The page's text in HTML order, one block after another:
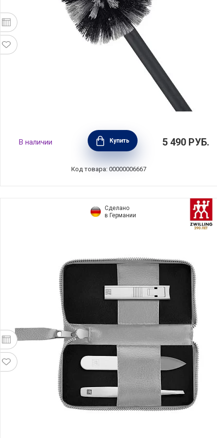
Туалетный ершик Profile, черный, 29 см,
Brabantia, 370021
В наличии Купить 5 490 РУБ.
Код товара: 00000006667
Сделано
в Германии